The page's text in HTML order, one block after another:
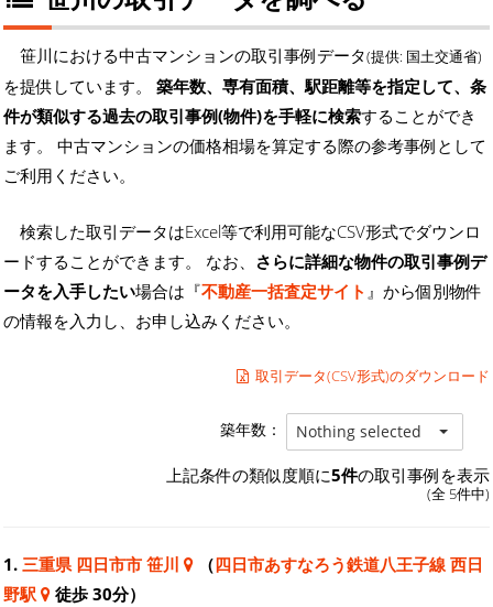
笹川における中古マンションの取引事例データ(提供: 国土交通省)
を提供しています。 築年数、専有面積、駅距離等を指定して、条
件が類似する過去の取引事例(物件)を手軽に検索することができ
ます。 中古マンションの価格相場を算定する際の参考事例として
ご利用ください。
検索した取引データはExcel等で利用可能なCSV形式でダウンロ
ードすることができます。 なお、 さらに詳細な物件の取引事例デ
ータを入手したい場合は『不動産一括査定サイト 』から個別物件
の情報を入力し、お申し込みください。
取引データ(CSV形式)のダウンロード
築年数： Nothing selected
上記条件の類似度順に5件の取引事例を表示
(全 5件中)
1. 三重県 四日市市 笹川 （四日市あすなろう鉄道八王子線 西日
野駅
徒歩 30分）